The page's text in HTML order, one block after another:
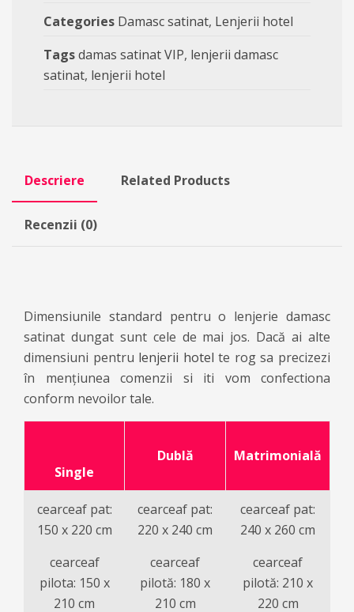
Categories Damasc satinat, Lenjerii hotel
Tagsdamas satinat VIP, lenjerii damasc
satinat, lenjerii hotel
Descriere Related Products
Recenzii (0)
Dimensiunile standard pentru o lenjerie damasc
satinat dungat sunt cele de mai jos. Dacă ai alte
dimensiuni pentru lenjerii hotel te rog sa precizezi
în mențiunea comenzii si iti vom confectiona
conform nevoilor tale.
Single
Dublă Matrimonială
cearceaf pat:
150 x 220 cm
cearceaf
pilota: 150 x
210 cm
cearceaf pat:
220 x 240 cm
cearceaf
pilotă: 180 x
210 cm
cearceaf pat:
240 x 260 cm
cearceaf
pilotă: 210 x
220 cm